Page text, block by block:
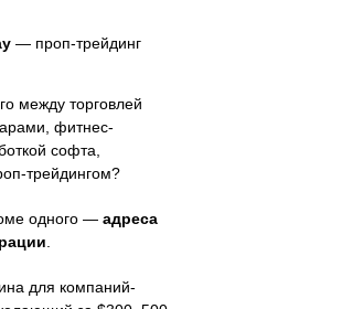
— проп-трейдинг
между торговлей
фитнес-
софта,
трейдингом?
одного — адреса
для компаний-